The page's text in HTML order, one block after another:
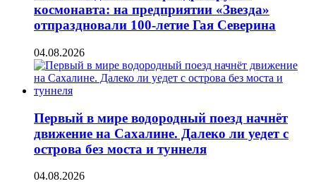
космонавта: на предприятии «Звезда»
отпраздновали 100-летие Гая Северина
04.08.2026
Первый в мире водородный поезд начнёт
движение на Сахалине. Далеко ли уедет с
острова без моста и туннеля
04.08.2026